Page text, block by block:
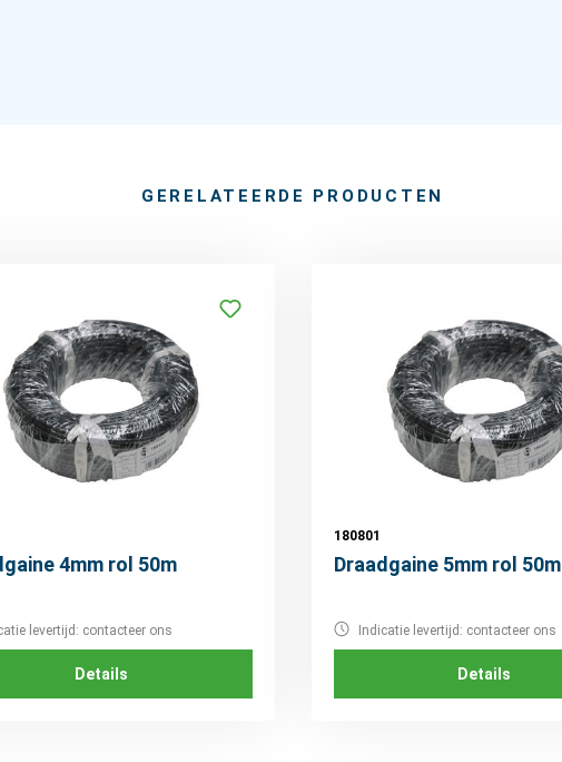
GERELATEERDE PRODUCTEN
4mm rol 50m
levertijd: contacteer ons
Details
180801
Draadgaine 5mm rol 50m
Indicatie levertijd: contacteer ons
Details